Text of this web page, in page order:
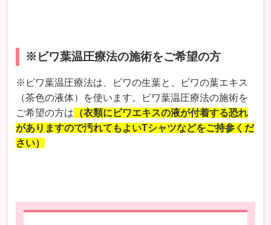
※ビワ葉温圧療法の施術をご希望の方
※ビワ葉温圧療法は、ビワの生葉と、ビワの葉エキス
（茶色の液体）を使います。ビワ葉温圧療法の施術を
ご希望の方は （衣類にビワエキスの液が付着する恐れ
がありますので汚れてもよいTシャツなどをご持参くだ
さい）